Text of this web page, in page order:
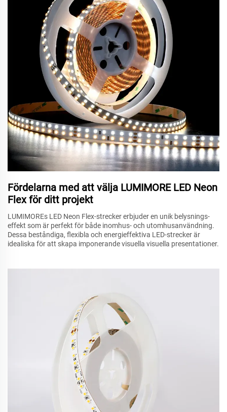
Fördelarna med att välja LUMIMORE LED Neon
Flex för ditt projekt
LUMIMOREs LED Neon Flex-strecker erbjuder en unik belysnings-
effekt som är perfekt för både inomhus- och utomhusanvändning.
Dessa beståndiga, flexibla och energieffektiva LED-strecker är
idealiska för att skapa imponerande visuella visuella presentationer.